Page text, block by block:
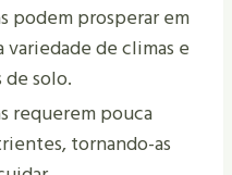
podem prosperar em
variedade de climas e
solo.
requerem pouca
tornando-as